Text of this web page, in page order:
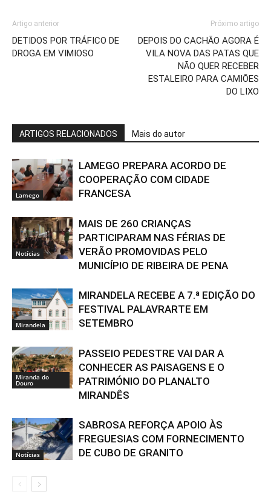
Artigo anterior
DETIDOS POR TRÁFICO DE
DROGA EM VIMIOSO
Próximo artigo
DEPOIS DO CACHÃO AGORA É
VILA NOVA DAS PATAS QUE
NÃO QUER RECEBER
ESTALEIRO PARA CAMIÕES
DO LIXO
ARTIGOS RELACIONADOS Mais do autor
Lamego
LAMEGO PREPARA ACORDO DE
COOPERAÇÃO COM CIDADE
FRANCESA
Notícias
MAIS DE 260 CRIANÇAS
PARTICIPARAM NAS FÉRIAS DE
VERÃO PROMOVIDAS PELO
MUNICÍPIO DE RIBEIRA DE PENA
Mirandela
MIRANDELA RECEBE A 7.ª EDIÇÃO DO
FESTIVAL PALAVRARTE EM
SETEMBRO
Miranda do
Douro
PASSEIO PEDESTRE VAI DAR A
CONHECER AS PAISAGENS E O
PATRIMÓNIO DO PLANALTO
MIRANDÊS
Notícias
SABROSA REFORÇA APOIO ÀS
FREGUESIAS COM FORNECIMENTO
DE CUBO DE GRANITO